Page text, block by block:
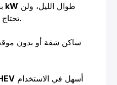
7–11 kW
تحتاج غالبًا إلى الشواحن العامة.